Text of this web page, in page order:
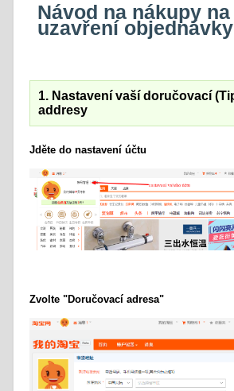
Návod na nákupy na
uzavření
1. Nastavení vaší doručovací
addresy
Jděte do nastavení účtu
Zvolte "Doručovací adresa"